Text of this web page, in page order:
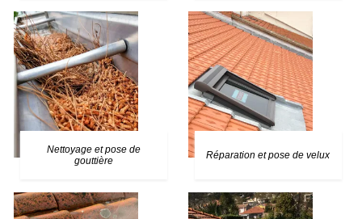
Nettoyage et pose de
gouttière
Réparation et pose de velux